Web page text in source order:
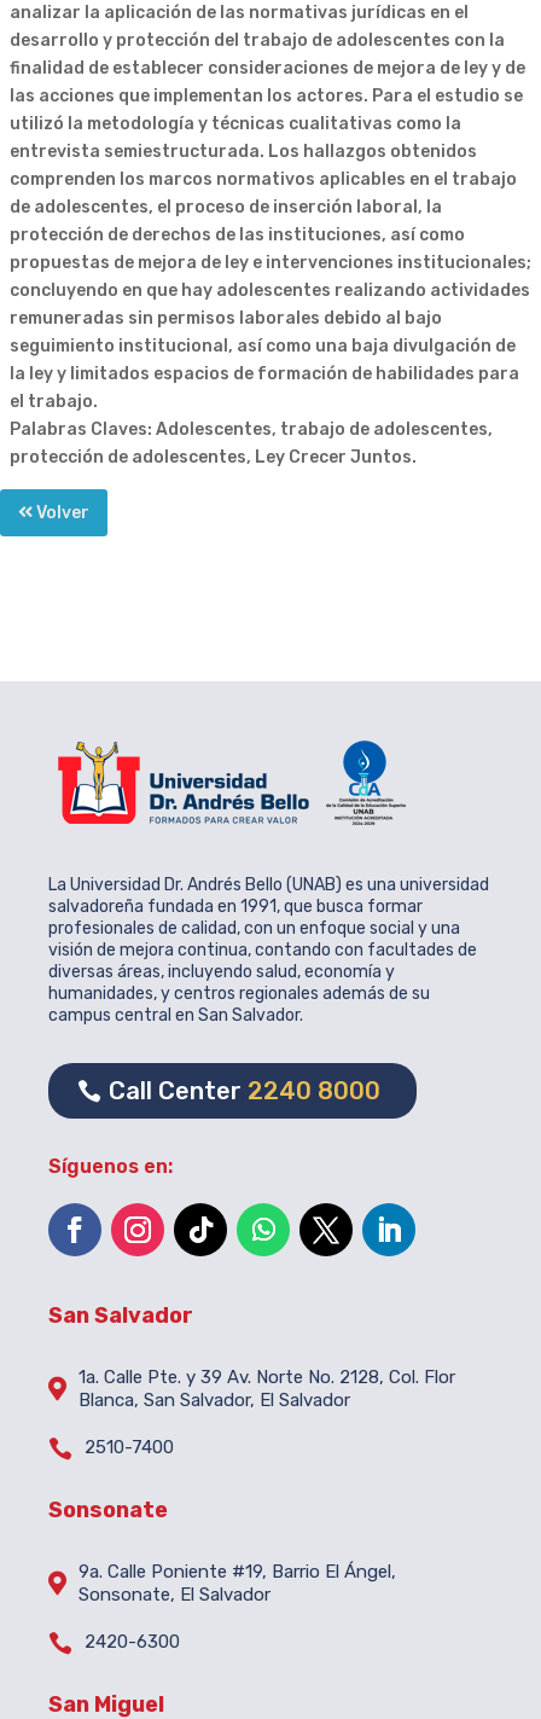
analizar la aplicación de las normativas jurídicas en el
desarrollo y protección del trabajo de adolescentes con la
finalidad de establecer consideraciones de mejora de ley y de
las acciones que implementan los actores. Para el estudio se
utilizó la metodología y técnicas cualitativas como la
entrevista semiestructurada. Los hallazgos obtenidos
comprenden los marcos normativos aplicables en el trabajo
de adolescentes, el proceso de inserción laboral, la
protección de derechos de las instituciones, así como
propuestas de mejora de ley e intervenciones institucionales;
concluyendo en que hay adolescentes realizando actividades
remuneradas sin permisos laborales debido al bajo
seguimiento institucional, así como una baja divulgación de
la ley y limitados espacios de formación de habilidades para
el trabajo.
Palabras Claves: Adolescentes, trabajo de adolescentes,
protección de adolescentes, Ley Crecer Juntos.
Volver
La Universidad Dr. Andrés Bello (UNAB) es una universidad
salvadoreña fundada en 1991, que busca formar
profesionales de calidad, con un enfoque social y una
visión de mejora continua, contando con facultades de
diversas áreas, incluyendo salud, economía y
humanidades, y centros regionales además de su
campus central en San Salvador.
Call Center 2240 8000
Síguenos en:
San Salvador
 1a. Calle Pte. y 39 Av. Norte No. 2128, Col. Flor
Blanca, San Salvador, El Salvador
 2510-7400
Sonsonate
 9a. Calle Poniente #19, Barrio El Ángel,
Sonsonate, El Salvador
 2420-6300
San Miguel